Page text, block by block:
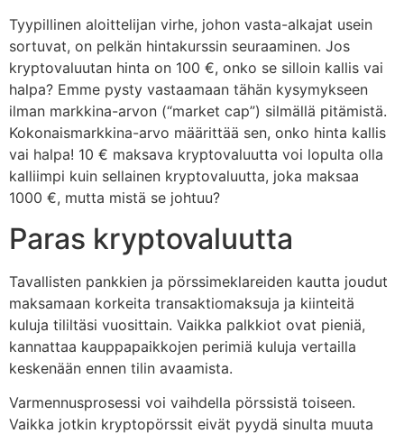
Tyypillinen aloittelijan virhe, johon vasta-alkajat usein
sortuvat, on pelkän hintakurssin seuraaminen. Jos
kryptovaluutan hinta on 100 €, onko se silloin kallis vai
halpa? Emme pysty vastaamaan tähän kysymykseen
ilman markkina-arvon (“market cap”) silmällä pitämistä.
Kokonaismarkkina-arvo määrittää sen, onko hinta kallis
vai halpa! 10 € maksava kryptovaluutta voi lopulta olla
kalliimpi kuin sellainen kryptovaluutta, joka maksaa
1000 €, mutta mistä se johtuu?
Paras kryptovaluutta
Tavallisten pankkien ja pörssimeklareiden kautta joudut
maksamaan korkeita transaktiomaksuja ja kiinteitä
kuluja tililtäsi vuosittain. Vaikka palkkiot ovat pieniä,
kannattaa kauppapaikkojen perimiä kuluja vertailla
keskenään ennen tilin avaamista.
Varmennusprosessi voi vaihdella pörssistä toiseen.
Vaikka jotkin kryptopörssit eivät pyydä sinulta muuta